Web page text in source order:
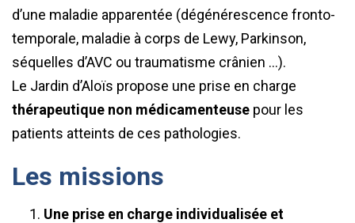
d’une maladie apparentée (dégénérescence fronto-
temporale, maladie à corps de Lewy, Parkinson,
séquelles d’AVC ou traumatisme crânien …).
Le Jardin d’Aloïs propose une prise en charge
thérapeutique non médicamenteuse pour les
patients atteints de ces pathologies.
Les missions
Une prise en charge individualisée et